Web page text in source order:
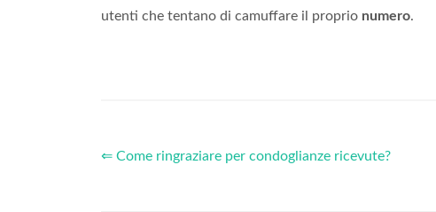
utenti che tentano di camuffare il proprio numero.
⇐ Come ringraziare per condoglianze ricevute?